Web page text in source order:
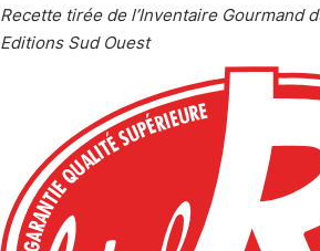
Recette tirée de l’Inventaire Gourmand
Editions Sud Ouest